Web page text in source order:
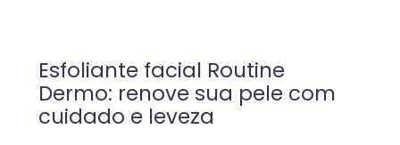
Esfoliante facial Routine
Dermo: renove sua pele com
cuidado e leveza